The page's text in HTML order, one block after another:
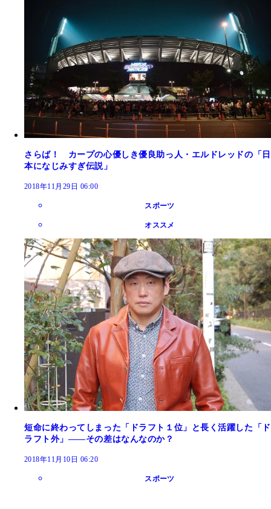
さらば！ カープの心優しき優良助っ人・エルドレッドの「日
本になじみすぎ伝説」
2018年11月29日 06:00
スポーツ
オススメ
短命に終わってしまった「ドラフト１位」と長く活躍した「ド
ラフト外」――その差はなんなのか？
2018年11月10日 06:20
スポーツ